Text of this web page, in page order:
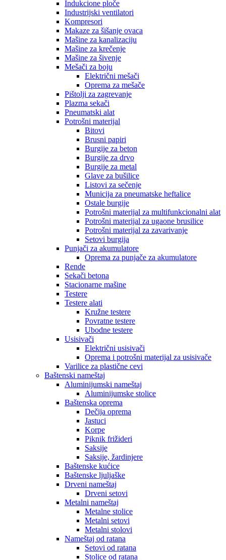
Indukcione ploče
Industrijski ventilatori
Kompresori
Makaze za šišanje ovaca
Mašine za kanalizaciju
Mašine za krečenje
Mašine za šivenje
Mešači za boju
Električni mešači
Oprema za mešače
Pištolji za zagrevanje
Plazma sekači
Pneumatski alat
Potrošni materijal
Bitovi
Brusni papiri
Burgije za beton
Burgije za drvo
Burgije za metal
Glave za bušilice
Listovi za sečenje
Municija za pneumatske heftalice
Ostale burgije
Potrošni materijal za multifunkcionalni alat
Potrošni materijal za ugaone brusilice
Potrošni materijal za zavarivanje
Setovi burgija
Punjači za akumulatore
Oprema za punjače za akumulatore
Rende
Sekači betona
Stacionarne mašine
Testere
Testere alati
Kružne testere
Povratne testere
Ubodne testere
Usisivači
Električni usisivači
Oprema i potrošni materijal za usisivače
Varilice za plastične cevi
Baštenski nameštaj
Aluminijumski nameštaj
Aluminijumske stolice
Baštenska oprema
Dečija oprema
Jastuci
Korpe
Piknik frižideri
Saksije
Saksije, žardinjere
Baštenske kućice
Baštenske ljuljaške
Drveni nameštaj
Drveni setovi
Metalni nameštaj
Metalne stolice
Metalni setovi
Metalni stolovi
Nameštaj od ratana
Setovi od ratana
Stolice od ratana